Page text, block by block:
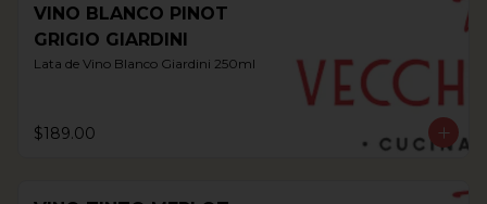
VINO BLANCO PINOT
GRIGIO GIARDINI
Lata de Vino Blanco Giardini 250ml
$189.00